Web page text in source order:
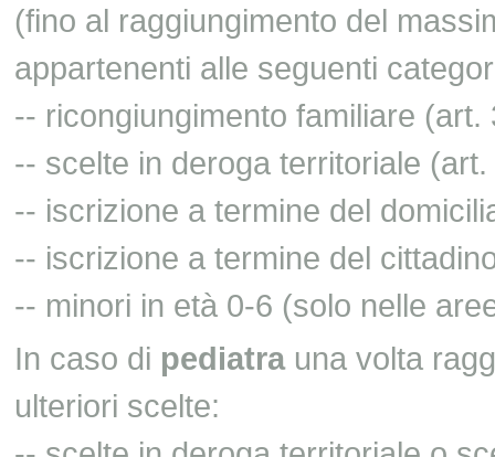
(fino al raggiungimento del
appartenenti alle seguenti
-- ricongiungimento familiare (art.
-- scelte in deroga territoriale
-- iscrizione a termine del
-- iscrizione a termine del
-- minori in età 0-6 (solo nelle
In caso di pediatrauna volta
ulteriori scelte: